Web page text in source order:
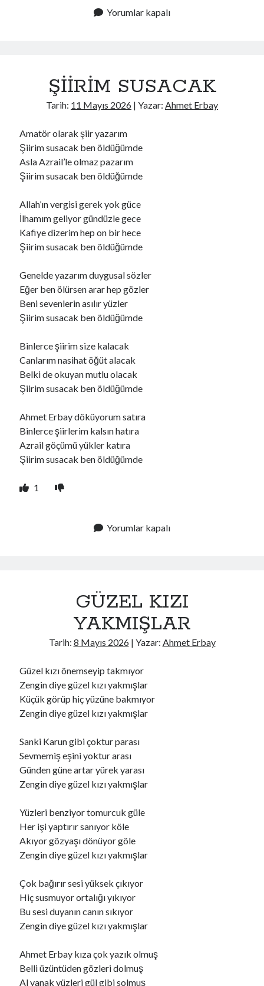
Yorumlar kapalı
ŞİİRİM SUSACAK
Tarih: 11 Mayıs 2026 | Yazar: Ahmet Erbay
Amatör olarak şiir yazarım
Şiirim susacak ben öldüğümde
Asla Azrail’le olmaz pazarım
Şiirim susacak ben öldüğümde
Allah’ın vergisi gerek yok güce
İlhamım geliyor gündüzle gece
Kafiye dizerim hep on bir hece
Şiirim susacak ben öldüğümde
Genelde yazarım duygusal sözler
Eğer ben ölürsen arar hep gözler
Beni sevenlerin asılır yüzler
Şiirim susacak ben öldüğümde
Binlerce şiirim size kalacak
Canlarım nasihat öğüt alacak
Belki de okuyan mutlu olacak
Şiirim susacak ben öldüğümde
Ahmet Erbay döküyorum satıra
Binlerce şiirlerim kalsın hatıra
Azrail göçümü yükler katıra
Şiirim susacak ben öldüğümde
1
Yorumlar kapalı
GÜZEL KIZI
YAKMIŞLAR
Tarih: 8 Mayıs 2026| Yazar: Ahmet Erbay
Güzel kızı önemseyip takmıyor
Zengin diye güzel kızı yakmışlar
Küçük görüp hiç yüzüne bakmıyor
Zengin diye güzel kızı yakmışlar
Sanki Karun gibi çoktur parası
Sevmemiş eşini yoktur arası
Günden güne artar yürek yarası
Zengin diye güzel kızı yakmışlar
Yüzleri benziyor tomurcuk güle
Her işi yaptırır sanıyor köle
Akıyor gözyaşı dönüyor göle
Zengin diye güzel kızı yakmışlar
Çok bağırır sesi yüksek çıkıyor
Hiç susmuyor ortalığı yıkıyor
Bu sesi duyanın canın sıkıyor
Zengin diye güzel kızı yakmışlar
Ahmet Erbay kıza çok yazık olmuş
Belli üzüntüden gözleri dolmuş
Al yanak yüzleri gül gibi solmuş